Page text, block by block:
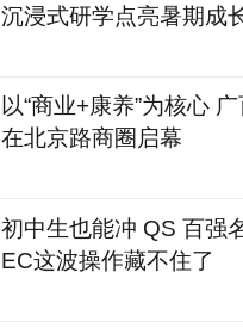
沉浸式研学点亮暑期成
以“商业+康养”为核心
在北京路商圈启幕
初中生也能冲 QS 百强
EC这波操作藏不住了